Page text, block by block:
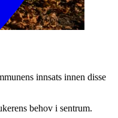
innsats innen disse
behov i sentrum.